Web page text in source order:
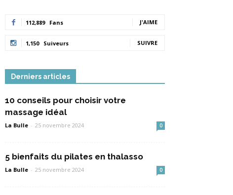
112,889 Fans J'AIME
1,150 Suiveurs SUIVRE
Derniers articles
10 conseils pour choisir votre
massage idéal
La Bulle - 25 novembre 2024 0
5 bienfaits du pilates en thalasso
La Bulle - 25 novembre 2024 0